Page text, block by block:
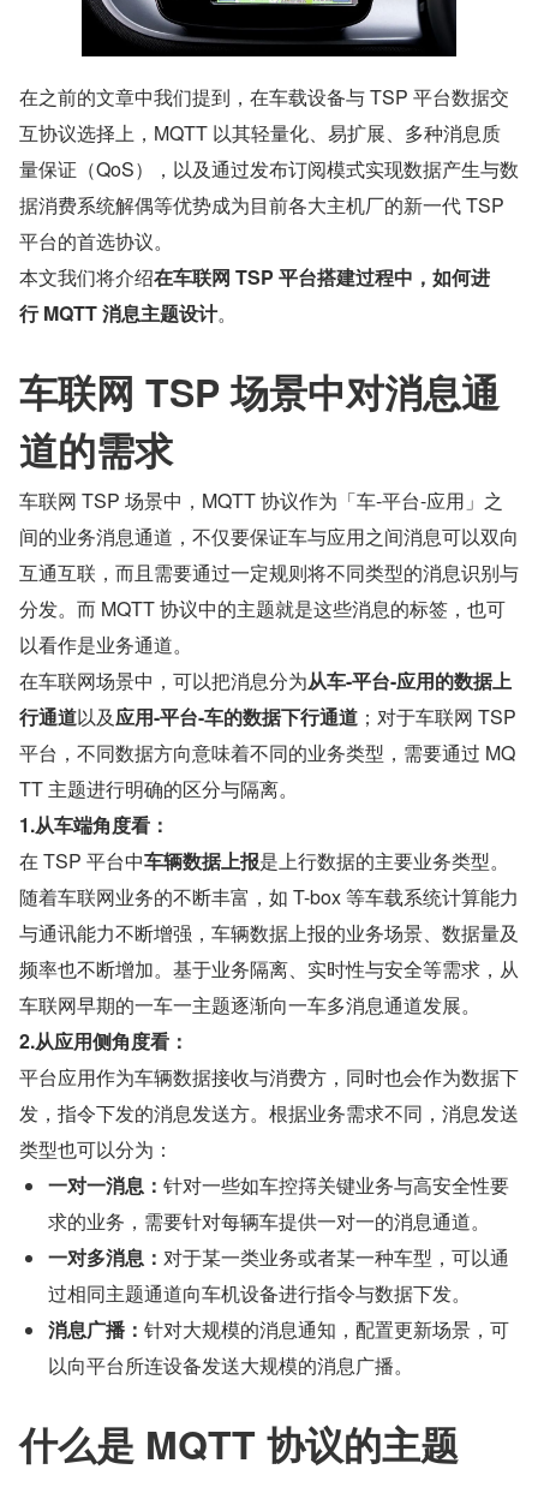
在之前的文章中我们提到，在车载设备与 TSP 平台数据交
互协议选择上，MQTT 以其轻量化、易扩展、多种消息质
量保证（QoS），以及通过发布订阅模式实现数据产生与数
据消费系统解偶等优势成为目前各大主机厂的新一代 TSP
平台的首选协议。
本文我们将介绍在车联网 TSP 平台搭建过程中，如何进
行 MQTT 消息主题设计。
车联网 TSP 场景中对消息通
道的需求
车联网 TSP 场景中，MQTT 协议作为「车-平台-应用」之
间的业务消息通道，不仅要保证车与应用之间消息可以双向
互通互联，而且需要通过一定规则将不同类型的消息识别与
分发。而 MQTT 协议中的主题就是这些消息的标签，也可
以看作是业务通道。
在车联网场景中，可以把消息分为从车-平台-应用的数据上
行通道以及应用-平台-车的数据下行通道 ；对于车联网 TSP
平台，不同数据方向意味着不同的业务类型，需要通过 MQ
TT 主题进行明确的区分与隔离。
1.从车端角度看：
在 TSP 平台中车辆数据上报是上行数据的主要业务类型。
随着车联网业务的不断丰富，如 T-box 等车载系统计算能力
与通讯能力不断增强，车辆数据上报的业务场景、数据量及
频率也不断增加。基于业务隔离、实时性与安全等需求，从
车联网早期的一车一主题逐渐向一车多消息通道发展。
2.从应用侧角度看：
平台应用作为车辆数据接收与消费方，同时也会作为数据下
发，指令下发的消息发送方。根据业务需求不同，消息发送
类型也可以分为：
一对一消息： 针对一些如车控㩐关键业务与高安全性要
求的业务，需要针对每辆车提供一对一的消息通道。
一对多消息： 对于某一类业务或者某一种车型，可以通
过相同主题通道向车机设备进行指令与数据下发。
消息广播： 针对大规模的消息通知，配置更新场景，可
以向平台所连设备发送大规模的消息广播。
什么是 MQTT 协议的主题